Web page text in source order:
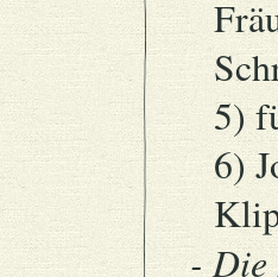
5)
6)
- Die